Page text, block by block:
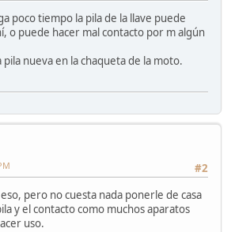
poco tiempo la pila de la llave puede
o puede hacer mal contacto por m algún
nueva en la chaqueta de la moto.
#2
pero no cuesta nada ponerle de casa
y el contacto como muchos aparatos
uso.